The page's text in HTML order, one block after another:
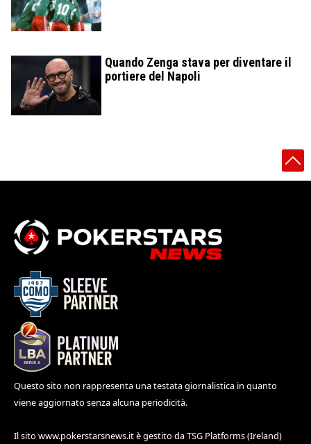
Quando Zenga stava per diventare il
portiere del Napoli
Questo sito non rappresenta una testata giornalistica in quanto
viene aggiornato senza alcuna periodicità.
Il sito www.pokerstarsnews.itè gestito da TSG Platforms (Ireland)